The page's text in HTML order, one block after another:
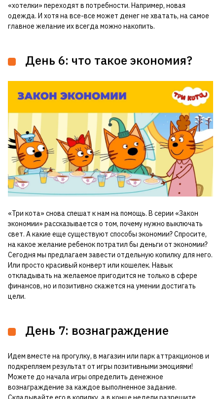
«хотелки» переходят в потребности. Например, новая
одежда. И хотя на все-все может денег не хватать, на самое
главное желание их всегда можно накопить.
День 6: что такое экономия?
«Три кота» снова спешат к нам на помощь. В серии «Закон
экономии» рассказывается о том, почему нужно выключать
свет. А какие еще существуют способы экономии? Спросите,
на какое желание ребенок потратил бы деньги от экономии?
Сегодня мы предлагаем завести отдельную копилку для него.
Или просто красивый конверт или кошелек. Навык
откладывать на желаемое пригодится не только в сфере
финансов, но и позитивно скажется на умении достигать
цели.
День 7: вознаграждение
Идем вместе на прогулку, в магазин или парк аттракционов и
подкрепляем результат от игры позитивными эмоциями!
Можете до начала игры определить денежное
вознаграждение за каждое выполненное задание.